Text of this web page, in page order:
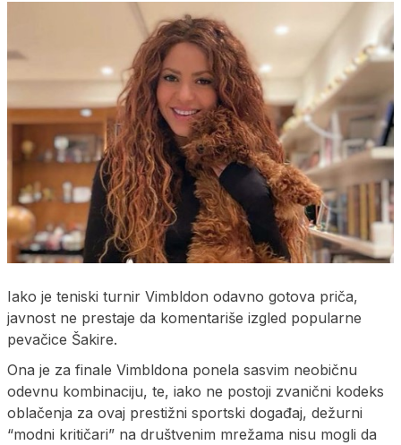
Iako je teniski turnir Vimbldon odavno gotova priča,
javnost ne prestaje da komentariše izgled popularne
pevačice Šakire.
Ona je za finale Vimbldona ponela sasvim neobičnu
odevnu kombinaciju, te, iako ne postoji zvanični kodeks
oblačenja za ovaj prestižni sportski događaj, dežurni
“modni kritičari” na društvenim mrežama nisu mogli da